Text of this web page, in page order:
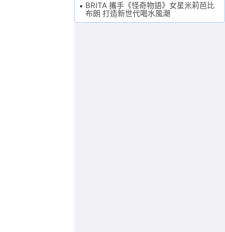
BRITA 攜手《怪奇物語》女星米莉芭比
布朗 打造新世代喝水風潮